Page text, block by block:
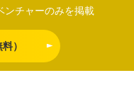
ンチャーのみを掲載
）